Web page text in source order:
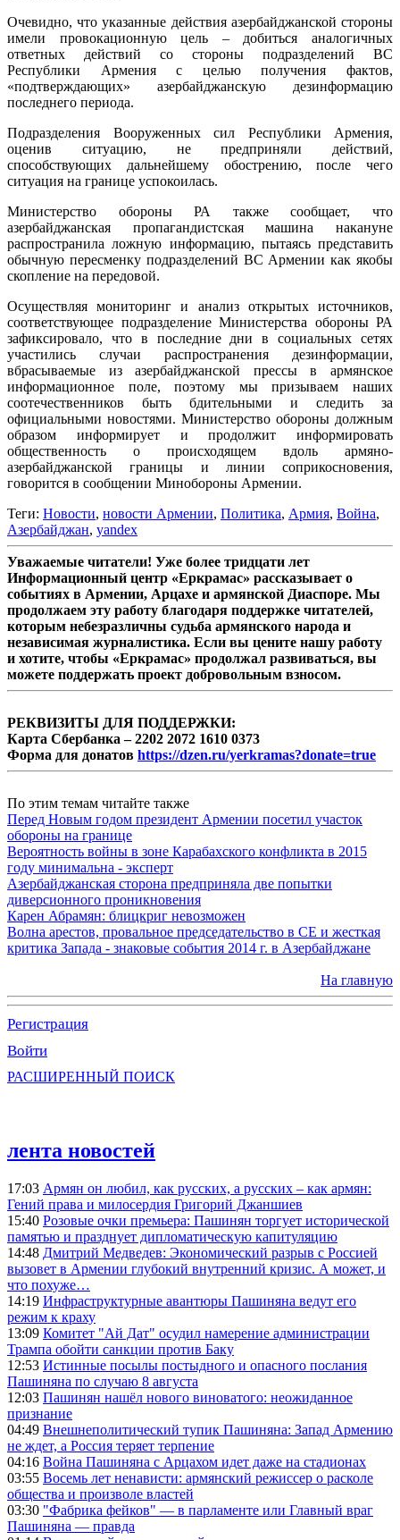
Очевидно, что указанные действия азербайджанской стороны
имели провокационную цель – добиться аналогичных
ответных действий со стороны подразделений ВС
Республики Армения с целью получения фактов,
«подтверждающих» азербайджанскую дезинформацию
последнего периода.
Подразделения Вооруженных сил Республики Армения,
оценив ситуацию, не предприняли действий,
способствующих дальнейшему обострению, после чего
ситуация на границе успокоилась.
Министерство обороны РА также сообщает, что
азербайджанская пропагандистская машина накануне
распространила ложную информацию, пытаясь представить
обычную пересменку подразделений ВС Армении как якобы
скопление на передовой.
Осуществляя мониторинг и анализ открытых источников,
соответствующее подразделение Министерства обороны РА
зафиксировало, что в последние дни в социальных сетях
участились случаи распространения дезинформации,
вбрасываемые из азербайджанской прессы в армянское
информационное поле, поэтому мы призываем наших
соотечественников быть бдительными и следить за
официальными новостями. Министерство обороны должным
образом информирует и продолжит информировать
общественность о происходящем вдоль армяно-
азербайджанской границы и линии соприкосновения,
говорится в сообщении Минобороны Армении.
Теги: Новости, новости Армении, Политика, Армия, Война,
Азербайджан, yandex
Уважаемые читатели! Уже более тридцати лет
Информационный центр «Еркрамас» рассказывает о
событиях в Армении, Арцахе и армянской Диаспоре. Мы
продолжаем эту работу благодаря поддержке читателей,
которым небезразличны судьба армянского народа и
независимая журналистика. Если вы цените нашу работу
и хотите, чтобы «Еркрамас» продолжал развиваться, вы
можете поддержать проект добровольным взносом.
РЕКВИЗИТЫ ДЛЯ ПОДДЕРЖКИ:
Карта Сбербанка – 2202 2072 1610 0373
Форма для донатов https://dzen.ru/yerkramas?donate=true
По этим темам читайте также
Перед Новым годом президент Армении посетил участок
обороны на границе
Вероятность войны в зоне Карабахского конфликта в 2015
году минимальна - эксперт
Азербайджанская сторона предприняла две попытки
диверсионного проникновения
Карен Абрамян: блицкриг невозможен
Волна арестов, провальное председательство в СЕ и жесткая
критика Запада - знаковые события 2014 г. в Азербайджане
На главную
Регистрация
Войти
РАСШИРЕННЫЙ ПОИСК
лента новостей
17:03 Армян он любил, как русских, а русских – как армян:
Гений права и милосердия Григорий Джаншиев
15:40 Розовые очки премьера: Пашинян торгует исторической
памятью и празднует дипломатическую капитуляцию
14:48 Дмитрий Медведев: Экономический разрыв с Россией
вызовет в Армении глубокий внутренний кризис. А может, и
что похуже…
14:19 Инфраструктурные авантюры Пашиняна ведут его
режим к краху
13:09 Комитет "Ай Дат" осудил намерение администрации
Трампа обойти санкции против Баку
12:53 Истинные посылы постыдного и опасного послания
Пашиняна по случаю 8 августа
12:03 Пашинян нашёл нового виноватого: неожиданное
признание
04:49 Внешнеполитический тупик Пашиняна: Запад Армению
не ждет, а Россия теряет терпение
04:16 Война Пашиняна с Арцахом идет даже на стадионах
03:55 Восемь лет ненависти: армянский режиссер о расколе
общества и произволе властей
03:30 "Фабрика фейков" — в парламенте или Главный враг
Пашиняна — правда